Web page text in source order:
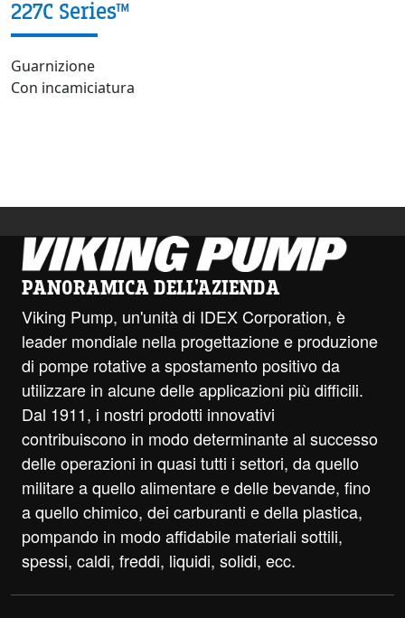
227C Series™
Guarnizione
Con incamiciatura
PANORAMICA DELL'AZIENDA
Viking Pump, un'unità di IDEX Corporation, è
leader mondiale nella progettazione e produzione
di pompe rotative a spostamento positivo da
utilizzare in alcune delle applicazioni più difficili.
Dal 1911, i nostri prodotti innovativi
contribuiscono in modo determinante al successo
delle operazioni in quasi tutti i settori, da quello
militare a quello alimentare e delle bevande, fino
a quello chimico, dei carburanti e della plastica,
pompando in modo affidabile materiali sottili,
spessi, caldi, freddi, liquidi, solidi, ecc.